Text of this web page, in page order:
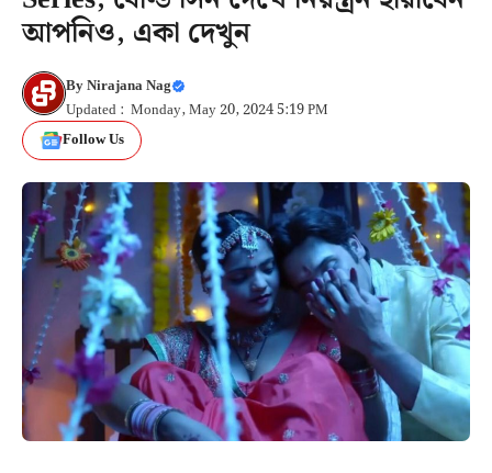
আপনিও, একা দেখুন
ByNirajana Nag
Updated : Monday, May 20, 2024 5:19 PM
Follow Us